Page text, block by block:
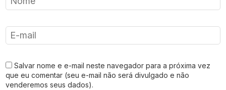
Salvar nome e e-mail neste navegador para a próxima vez
que eu comentar (seu e-mail não será divulgado e não
venderemos seus dados).